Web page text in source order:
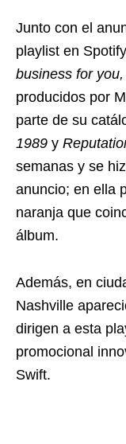
Junto con el
playlist en
business for you,
producidos por
parte de su
1989 y
semanas y se
anuncio; en ella
naranja que
álbum.
Además, en
Nashville
dirigen a esta
promocional
Swift.